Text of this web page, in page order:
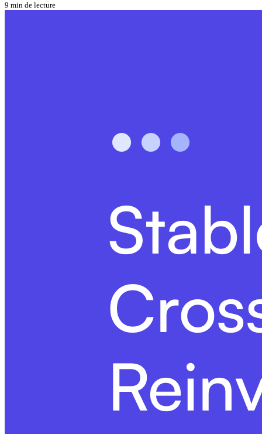
9 min de lecture